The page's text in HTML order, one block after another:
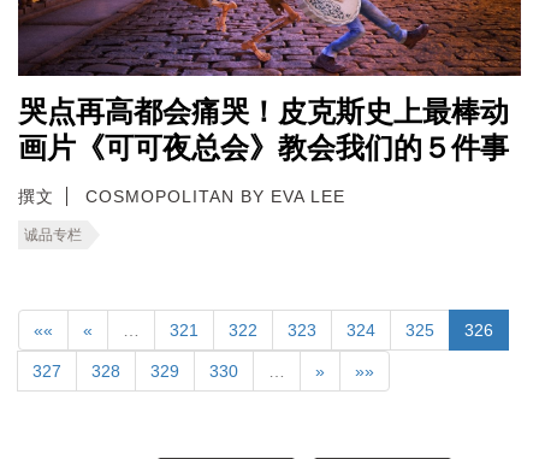
哭点再高都会痛哭！皮克斯史上最棒动
画片《可可夜总会》教会我们的５件事
撰文 COSMOPOLITAN BY EVA LEE
诚品专栏
«« « 321 322 323 324 325 326
327 328 329 330 » »»